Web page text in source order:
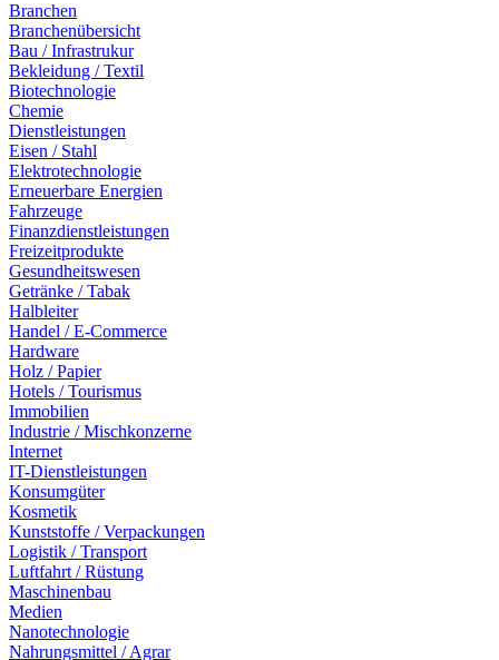
Branchen
Branchenübersicht
Bau / Infrastrukur
Bekleidung / Textil
Biotechnologie
Chemie
Dienstleistungen
Eisen / Stahl
Elektrotechnologie
Erneuerbare Energien
Fahrzeuge
Finanzdienstleistungen
Freizeitprodukte
Gesundheitswesen
Getränke / Tabak
Halbleiter
Handel / E-Commerce
Hardware
Holz / Papier
Hotels / Tourismus
Immobilien
Industrie / Mischkonzerne
Internet
IT-Dienstleistungen
Konsumgüter
Kosmetik
Kunststoffe / Verpackungen
Logistik / Transport
Luftfahrt / Rüstung
Maschinenbau
Medien
Nanotechnologie
Nahrungsmittel / Agrar